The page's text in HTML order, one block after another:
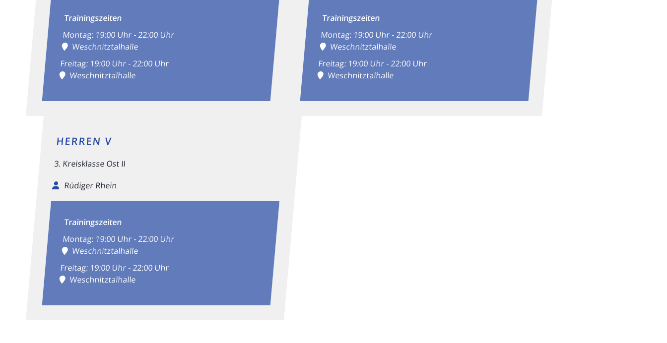
Trainingszeiten
Montag: 19:00 Uhr - 22:00 Uhr
Weschnitztalhalle
Freitag: 19:00 Uhr - 22:00 Uhr
Weschnitztalhalle
Trainingszeiten
Montag: 19:00 Uhr - 22:00 Uhr
Weschnitztalhalle
Freitag: 19:00 Uhr - 22:00 Uhr
Weschnitztalhalle
HERREN V
3. Kreisklasse Ost II
Rüdiger Rhein
Trainingszeiten
Montag: 19:00 Uhr - 22:00 Uhr
Weschnitztalhalle
Freitag: 19:00 Uhr - 22:00 Uhr
Weschnitztalhalle